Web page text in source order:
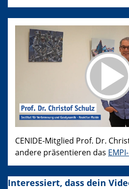
CENIDE-Mitglied Prof. Dr.
andere präsentieren das
Interessiert, dass dein